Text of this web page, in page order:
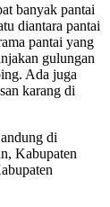
banyak pantai
diantara pantai
pantai yang
gulungan
Ada juga
karang di
di
Kabupaten